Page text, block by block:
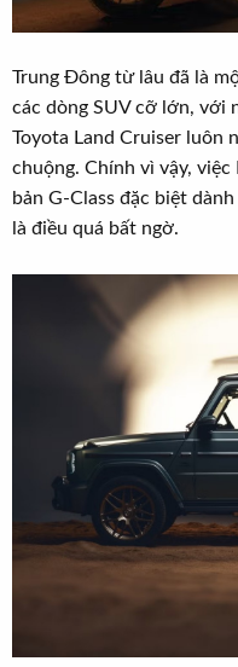
Trung Đông từ lâu đã là
các dòng SUV cỡ lớn, với
Toyota Land Cruiser luôn
chuộng. Chính vì vậy,
bản G-Class đặc biệt
là điều quá bất ngờ.